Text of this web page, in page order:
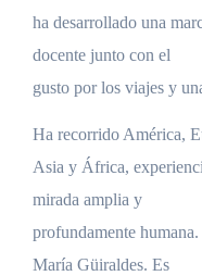
ha desarrollado una
docente junto con el
gusto por los viajes y
Ha recorrido América,
Asia y África,
mirada amplia y
profundamente
María Güiraldes. Es